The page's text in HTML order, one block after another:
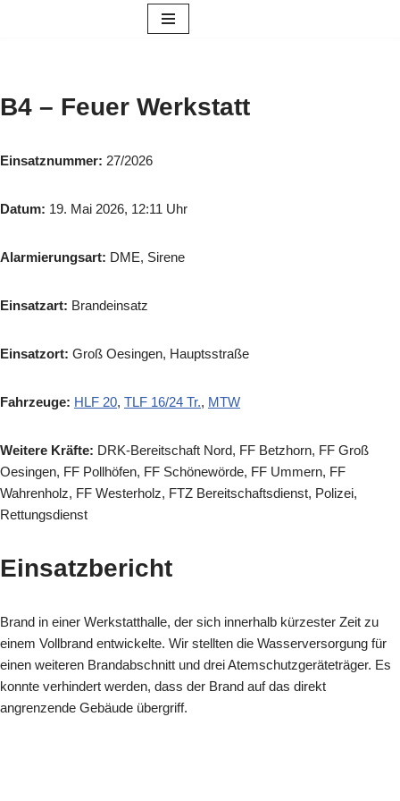
B4 – Feuer Werkstatt
Einsatznummer: 27/2026
Datum: 19. Mai 2026, 12:11 Uhr
Alarmierungsart: DME, Sirene
Einsatzart: Brandeinsatz
Einsatzort: Groß Oesingen, Hauptsstraße
Fahrzeuge: HLF 20, TLF 16/24 Tr., MTW
Weitere Kräfte: DRK-Bereitschaft Nord, FF Betzhorn, FF Groß
Oesingen, FF Pollhöfen, FF Schönewörde, FF Ummern, FF
Wahrenholz, FF Westerholz, FTZ Bereitschaftsdienst, Polizei,
Rettungsdienst
Einsatzbericht
Brand in einer Werkstatthalle, der sich innerhalb kürzester Zeit zu
einem Vollbrand entwickelte. Wir stellten die Wasserversorgung für
einen weiteren Brandabschnitt und drei Atemschutzgeräteträger. Es
konnte verhindert werden, dass der Brand auf das direkt
angrenzende Gebäude übergriff.